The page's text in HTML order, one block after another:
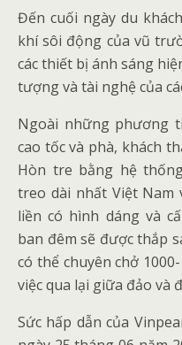
Đến cuối ngày du
khí sôi động của vũ
các thiết bị ánh sáng
tượng và tài nghệ của
Ngoài những phương
cao tốc và phà, khách
Hòn tre bằng hệ
treo dài nhất Việt
liền có hình dáng và
ban đêm sẽ được thắp
có thể chuyên chở
việc qua lại giữa đảo và
Sức hấp dẫn của